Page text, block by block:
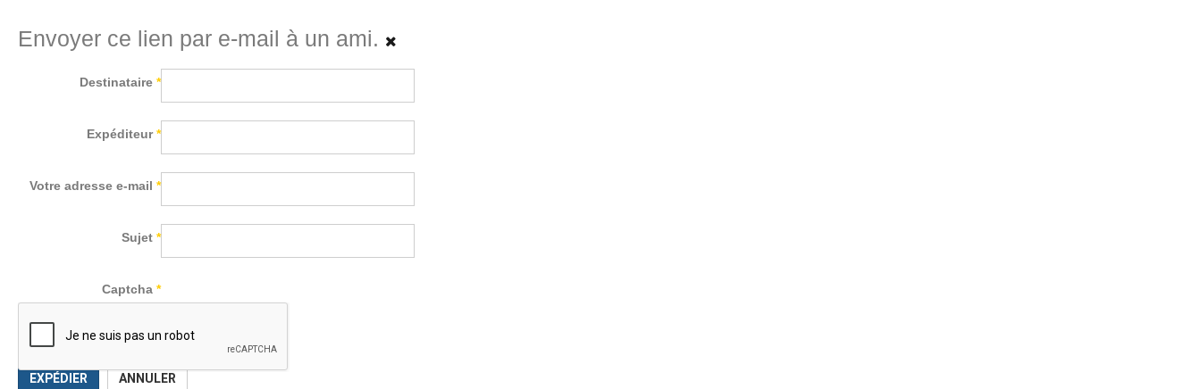
Envoyer ce lien par e-mail à un ami.
Destinataire *
Expéditeur*
Votre adresse e-mail *
Sujet *
Captcha *
EXPÉDIER ANNULER